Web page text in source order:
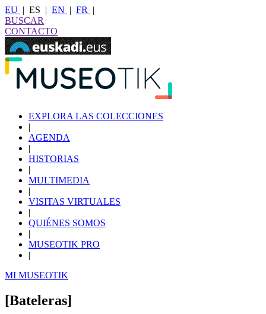
EU | ES | EN | FR
|
BUSCAR
CONTACTO
EXPLORA LAS COLECCIONES
|
AGENDA
|
HISTORIAS
|
MULTIMEDIA
|
VISITAS VIRTUALES
|
QUIÉNES SOMOS
|
MUSEOTIK PRO
|
MI MUSEOTIK
[Bateleras]